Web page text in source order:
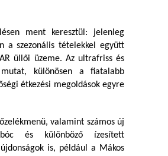
ment keresztül: jelenleg
a szezonális tételekkel együtt
üllői üzeme. Az ultrafriss és
mutat, különösen a fiatalabb
étkezési megoldások egyre
valamint számos új
és különböző ízesített
is, például a Mákos